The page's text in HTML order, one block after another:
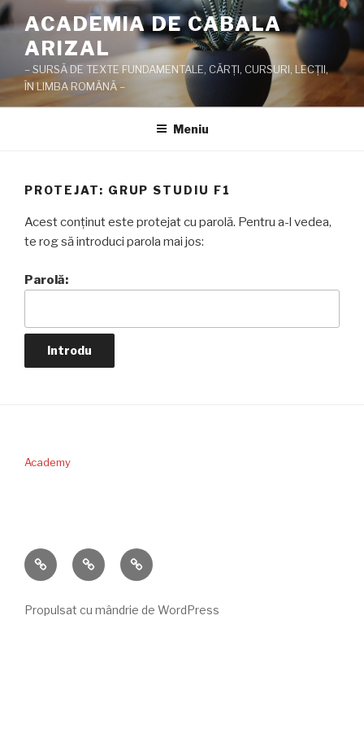
Sari
la
conținut
ACADEMIA DE CABALA
ARIZAL
– SURSĂ DE TEXTE FUNDAMENTALE, CĂRŢI, CURSURI, LECŢII,
ÎN LIMBA ROMÂNĂ –
Meniu
PROTEJAT: GRUP STUDIU F1
Acest conținut este protejat cu parolă. Pentru a-l vedea,
te rog să introduci parola mai jos:
Parolă:
Academy
PERICOPA
SĂPTĂMÂNII
DONAŢIICONTACT
Propulsat cu mândrie de WordPress